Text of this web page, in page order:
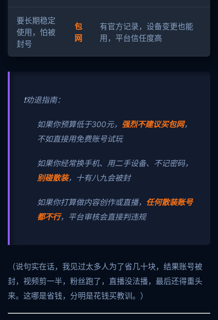
要长期稳定
使用，怕被
封号
包
网
有官方记录，设备变更也能
用，平台信任度高
❗劝退指南：
如果你预算低于300元， 强烈不建议买包网，
不如直接用免费账号试玩
如果你经常换手机、用二手设备、不记密码，
别碰散装，十有八九会被封
如果你打算做内容创作或直播， 任何散装账号
都不行，平台审核会直接判违规
（说句实在话，我见过太多人为了省几十块，结果账号被
封，视频剪一半，粉丝跑了，直播没法播，最后还得重头
来。这哪是省钱，分明是花钱买教训。）